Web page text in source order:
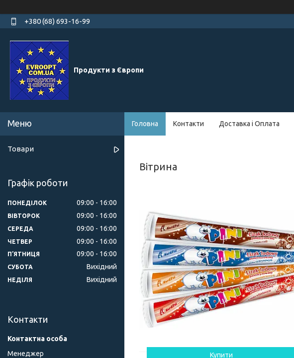
+380 (68) 693-16-99
Продукти з Європи
Головна Контакти Доставка і Оплата
Вітрина
Купити
Товари
Графік роботи
ПОНЕДІЛОК 09:00 16:00
ВІВТОРОК 09:00 16:00
СЕРЕДА 09:00 16:00
ЧЕТВЕР 09:00 16:00
ПʼЯТНИЦЯ 09:00 16:00
СУБОТА Вихідний
НЕДІЛЯ Вихідний
Контакти
Менеджер